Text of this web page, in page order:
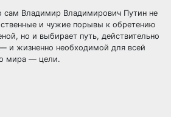
сам Владимир Владимирович Путин не
и чужие порывы к обретению
но и выбирает путь, действительно
и жизненно необходимой для всей
мира — цели.